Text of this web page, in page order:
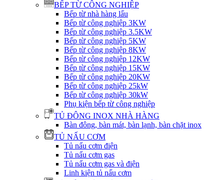
BẾP TỪ CÔNG NGHIỆP
Bếp từ nhà hàng lẩu
Bếp từ công nghiệp 3KW
Bếp từ công nghiệp 3.5KW
Bếp từ công nghiệp 5KW
Bếp từ công nghiệp 8KW
Bếp từ công nghiệp 12KW
Bếp từ công nghiệp 15KW
Bếp từ công nghiệp 20KW
Bếp từ công nghiệp 25kW
Bếp từ công nghiệp 30kW
Phụ kiện bếp từ công nghiệp
TỦ ĐÔNG INOX NHÀ HÀNG
Bàn đông, bàn mát, bàn lạnh, bàn chặt inox
TỦ NẤU CƠM
Tủ nấu cơm điện
Tủ nấu cơm gas
Tủ nấu cơm gas và điện
Linh kiện tủ nấu cơm